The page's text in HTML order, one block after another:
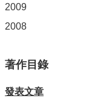
絡
訊
新
2009
2008
著作目錄
發表文章